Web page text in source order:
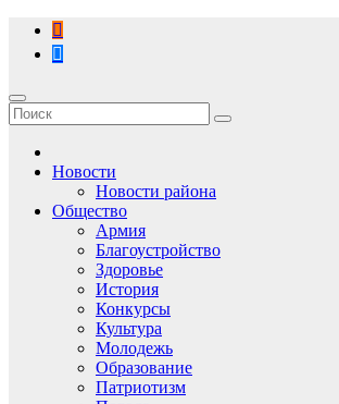
Перейти
содержимому
Новости
Новости района
Общество
Армия
Благоустройство
Здоровье
История
Конкурсы
Культура
Молодежь
Образование
Патриотизм